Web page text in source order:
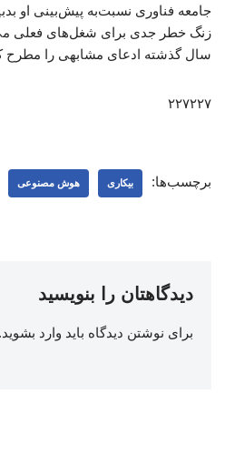
جامعه فناوری نسبت‌به پیش‌بینی او
زنگ خطر جدی برای شغل‌های فعلی
سال گذشته ادعای مشابهی را مطرح
۲۲۷۲۲۷
برچسب‌ها: بیکاری هوش مصنوعی
دیدگاهتان را بنویسید
برای نوشتن دیدگاه باید وارد بشوید.